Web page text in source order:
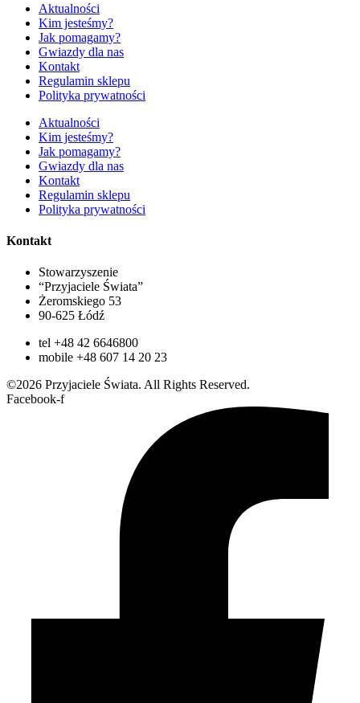
Aktualności
Kim jesteśmy?
Jak pomagamy?
Gwiazdy dla nas
Kontakt
Regulamin sklepu
Polityka prywatności
Aktualności
Kim jesteśmy?
Jak pomagamy?
Gwiazdy dla nas
Kontakt
Regulamin sklepu
Polityka prywatności
Kontakt
Stowarzyszenie
“Przyjaciele Świata”
Żeromskiego 53
90-625 Łódź
tel +48 42 6646800
mobile +48 607 14 20 23
©2026 Przyjaciele Świata. All Rights Reserved.
Facebook-f